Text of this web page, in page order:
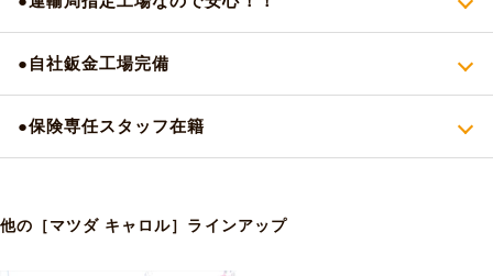
●自社鈑金工場完備
●保険専任スタッフ在籍
他の［マツダ キャロル］ラインアップ